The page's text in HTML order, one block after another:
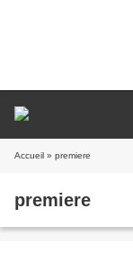
Accueil » premiere
premiere